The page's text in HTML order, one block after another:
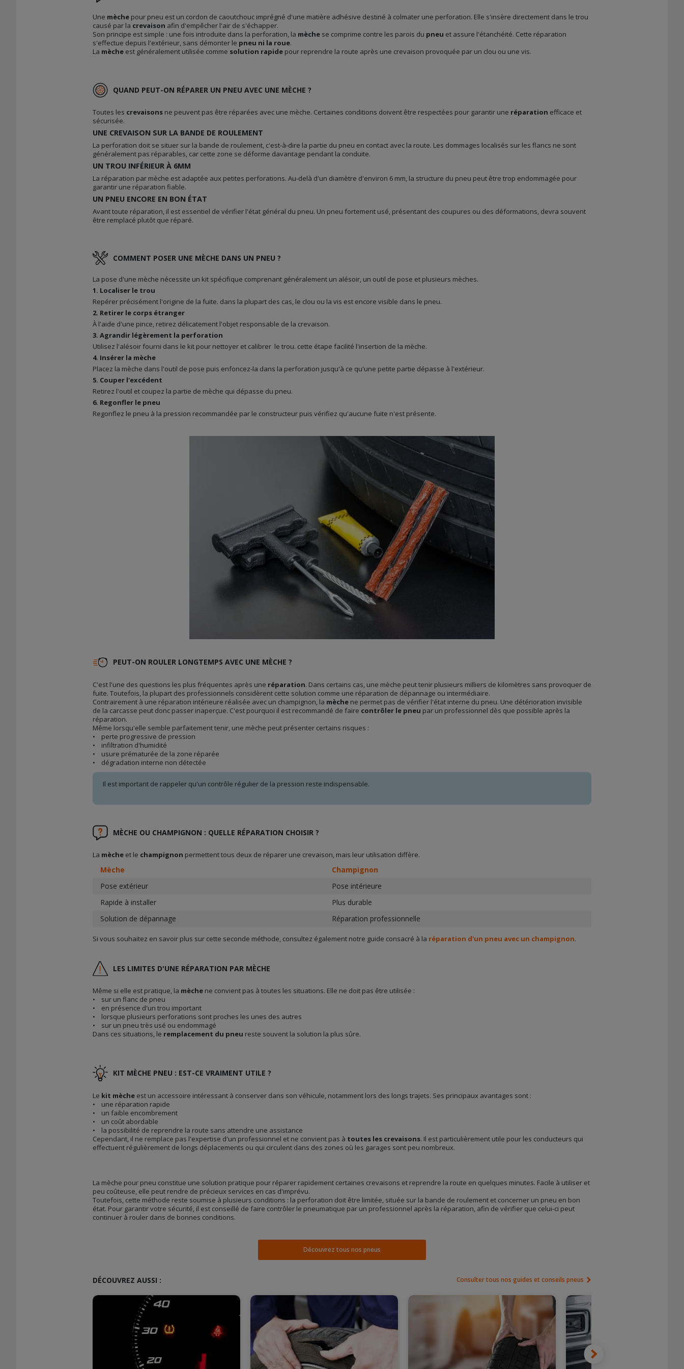
Une mèche pour pneu est un cordon de caoutchouc imprégné d'une matière adhésive destiné à colmater une perforation. Elle s'insère directement dans le trou
causé par la crevaison afin d'empêcher l'air de s'échapper.
Son principe est simple : une fois introduite dans la perforation, la mèche se comprime contre les parois du pneu et assure l'étanchéité. Cette réparation
s'effectue depuis l'extérieur, sans démonter le pneu ni la roue.
La mèche est généralement utilisée comme solution rapide pour reprendre la route après une crevaison provoquée par un clou ou une vis.
QUAND PEUT-ON RÉPARER UN PNEU AVEC UNE MÈCHE ?
Toutes les crevaisons ne peuvent pas être réparées avec une mèche. Certaines conditions doivent être respectées pour garantir une réparation efficace et
sécurisée.
UNE CREVAISON SUR LA BANDE DE ROULEMENT
La perforation doit se situer sur la bande de roulement, c'est-à-dire la partie du pneu en contact avec la route. Les dommages localisés sur les flancs ne sont
généralement pas réparables, car cette zone se déforme davantage pendant la conduite.
UN TROU INFÉRIEUR À 6MM
La réparation par mèche est adaptée aux petites perforations. Au-delà d'un diamètre d'environ 6 mm, la structure du pneu peut être trop endommagée pour
garantir une réparation fiable.
UN PNEU ENCORE EN BON ÉTAT
Avant toute réparation, il est essentiel de vérifier l'état général du pneu. Un pneu fortement usé, présentant des coupures ou des déformations, devra souvent
être remplacé plutôt que réparé.
COMMENT POSER UNE MÈCHE DANS UN PNEU ?
La pose d'une mèche nécessite un kit spécifique comprenant généralement un alésoir, un outil de pose et plusieurs mèches.
1. Localiser le trou
Repérer précisément l'origine de la fuite. dans la plupart des cas, le clou ou la vis est encore visible dans le pneu.
2. Retirer le corps étranger
À l'aide d'une pince, retirez délicatement l'objet responsable de la crevaison.
3. Agrandir légèrement la perforation
Utilisez l'alésoir fourni dans le kit pour nettoyer et calibrer le trou. cette étape facilité l'insertion de la mèche.
4. Insérer la mèche
Placez la mèche dans l'outil de pose puis enfoncez-la dans la perforation jusqu'à ce qu'une petite partie dépasse à l'extérieur.
5. Couper l'excédent
Retirez l'outil et coupez la partie de mèche qui dépasse du pneu.
6. Regonfler le pneu
Regonflez le pneu à la pression recommandée par le constructeur puis vérifiez qu'aucune fuite n'est présente.
PEUT-ON ROULER LONGTEMPS AVEC UNE MÈCHE ?
C'est l'une des questions les plus fréquentes après une réparation. Dans certains cas, une mèche peut tenir plusieurs milliers de kilomètres sans provoquer de
fuite. Toutefois, la plupart des professionnels considèrent cette solution comme une réparation de dépannage ou intermédiaire.
Contrairement à une réparation intérieure réalisée avec un champignon, la mèche ne permet pas de vérifier l'état interne du pneu. Une détérioration invisible
de la carcasse peut donc passer inaperçue. C'est pourquoi il est recommandé de faire contrôler le pneu par un professionnel dès que possible après la
réparation.
Même lorsqu'elle semble parfaitement tenir, une mèche peut présenter certains risques :
• perte progressive de pression
• infiltration d'humidité
• usure prématurée de la zone réparée
• dégradation interne non détectée
Il est important de rappeler qu'un contrôle régulier de la pression reste indispensable.
MÈCHE OU CHAMPIGNON : QUELLE RÉPARATION CHOISIR ?
La mèche et le champignon permettent tous deux de réparer une crevaison, mais leur utilisation diffère.
Mèche
Champignon
Pose extérieur
Pose intérieure
Rapide à installer
Plus durable
Solution de dépannage
Réparation professionnelle
Si vous souhaitez en savoir plus sur cette seconde méthode, consultez également notre guide consacré à la réparation d'un pneu avec un champignon.
LES LIMITES D'UNE RÉPARATION PAR MÈCHE
Même si elle est pratique, la mèche ne convient pas à toutes les situations. Elle ne doit pas être utilisée :
• sur un flanc de pneu
• en présence d'un trou important
• lorsque plusieurs perforations sont proches les unes des autres
• sur un pneu très usé ou endommagé
Dans ces situations, le remplacement du pneu reste souvent la solution la plus sûre.
KIT MÈCHE PNEU : EST-CE VRAIMENT UTILE ?
Le kit mèche est un accessoire intéressant à conserver dans son véhicule, notamment lors des longs trajets. Ses principaux avantages sont :
• une réparation rapide
• un faible encombrement
• un coût abordable
• la possibilité de reprendre la route sans attendre une assistance
Cependant, il ne remplace pas l'expertise d'un professionnel et ne convient pas à toutes les crevaisons. Il est particulièrement utile pour les conducteurs qui
effectuent régulièrement de longs déplacements ou qui circulent dans des zones où les garages sont peu nombreux.
La mèche pour pneu constitue une solution pratique pour réparer rapidement certaines crevaisons et reprendre la route en quelques minutes. Facile à utiliser et
peu coûteuse, elle peut rendre de précieux services en cas d'imprévu.
Toutefois, cette méthode reste soumise à plusieurs conditions : la perforation doit être limitée, située sur la bande de roulement et concerner un pneu en bon
état. Pour garantir votre sécurité, il est conseillé de faire contrôler le pneumatique par un professionnel après la réparation, afin de vérifier que celui-ci peut
continuer à rouler dans de bonnes conditions.
Découvrez tous nos pneus
DÉCOUVREZ AUSSI : Consulter tous nos guides et conseils pneus